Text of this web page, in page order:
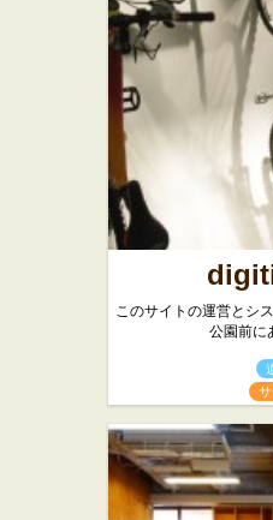
このサイトの運営とシ
公園前に